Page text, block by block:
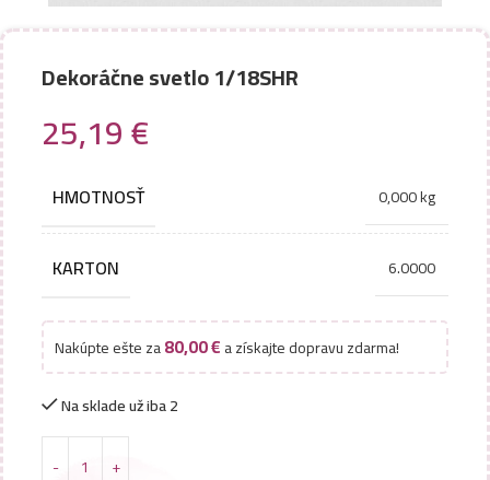
Dekoráčne svetlo 1/18SHR
25,19€
HMOTNOSŤ 0,000 kg
KARTON 6.0000
Nakúpte ešte za80,00€a získajte dopravu zdarma!
Na sklade už iba 2